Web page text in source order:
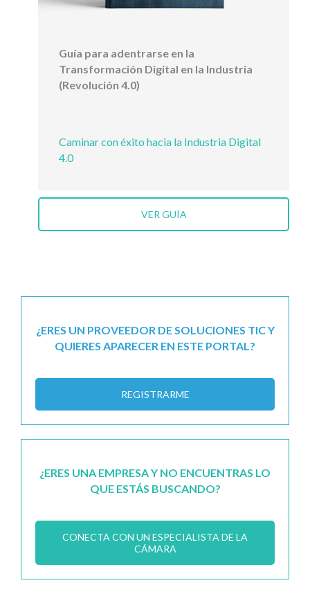
Guía para adentrarse en la
Transformación Digital en la Industria
(Revolución 4.0)
Caminar con éxito hacia la Industria Digital
4.0
VER GUÍA
¿ERES UN PROVEEDOR DE SOLUCIONES TIC Y
QUIERES APARECER EN ESTE PORTAL?
REGISTRARME
¿ERES UNA EMPRESA Y NO ENCUENTRAS LO
QUE ESTÁS BUSCANDO?
CONECTA CON UN ESPECIALISTA DE LA
CÁMARA